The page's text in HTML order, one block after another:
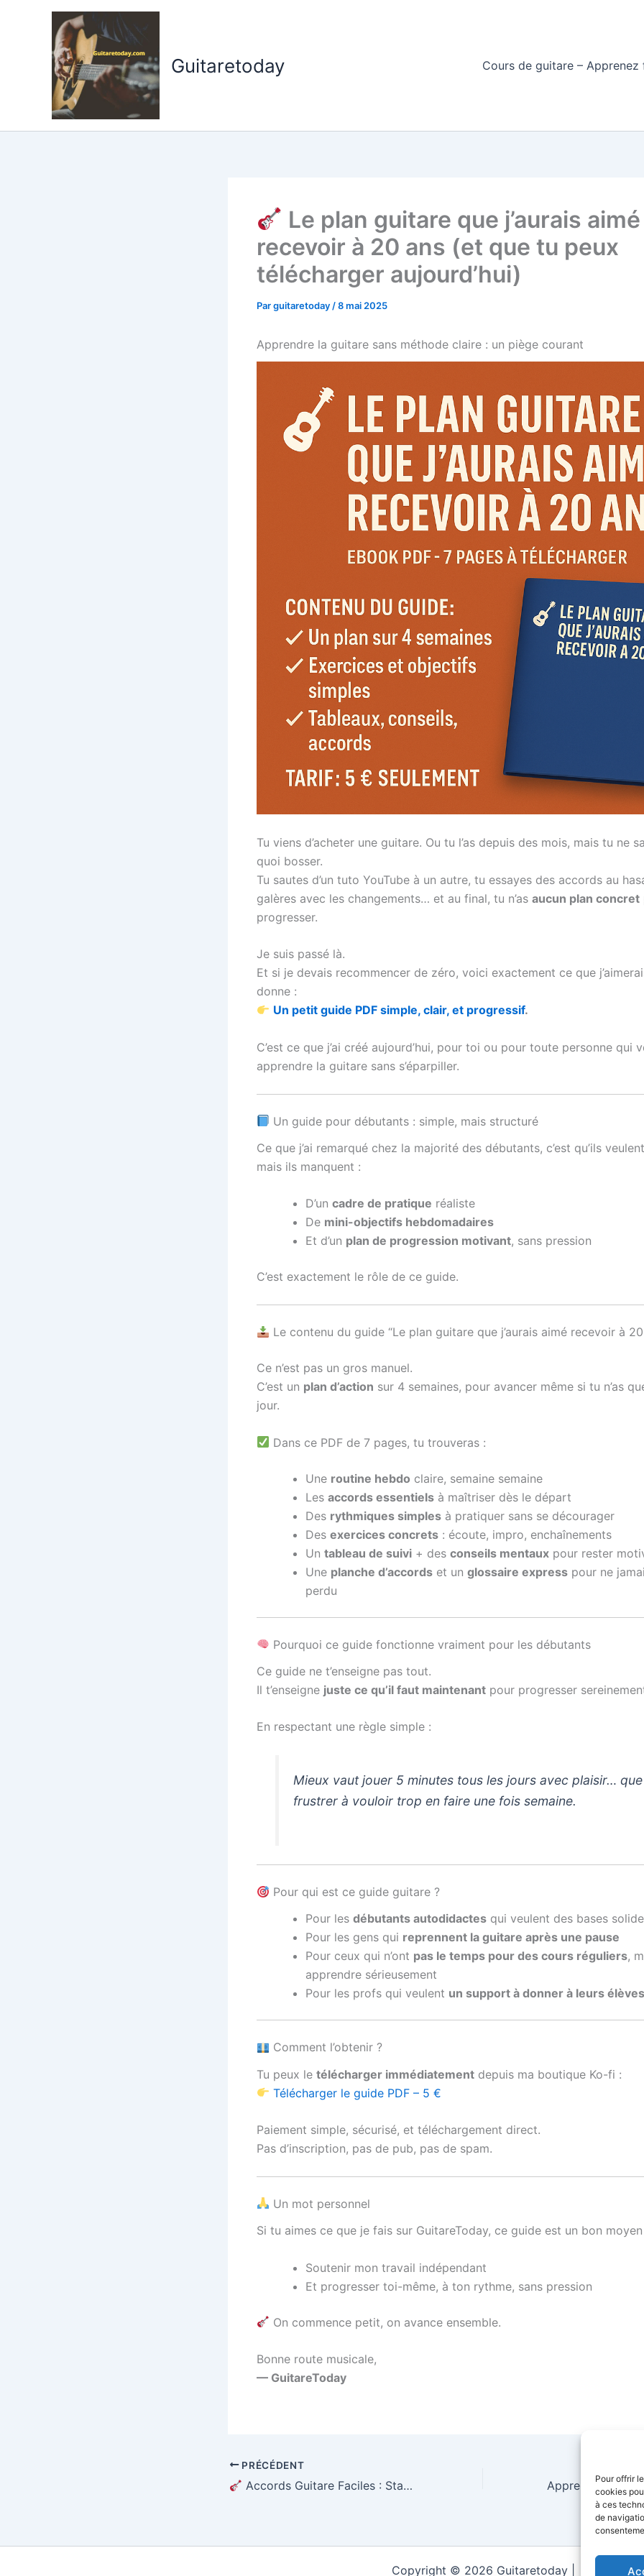
Pour offrir
cookies
à ces
de
Guitaretoday Cours de guitare –
Le plan guitare que j’aurais aimé
recevoir à 20 ans (et que tu peux
télécharger aujourd’hui)
Parguitaretoday /8 mai 2025
Apprendre la guitare sans méthode claire : un piège courant
Tu viens d’acheter une guitare. Ou tu l’as depuis des mois, mais tu ne
quoi bosser.
Tu sautes d’un tuto YouTube à un autre, tu essayes des accords au
galères avec les changements… et au final, tu n’as aucun plan concret
progresser.
Je suis passé là.
Et si je devais recommencer de zéro, voici exactement ce que
donne :
Un petit guide PDF simple, clair, et progressif.
C’est ce que j’ai créé aujourd’hui, pour toi ou pour toute personne qui
apprendre la guitare sans s’éparpiller.
Un guide pour débutants : simple, mais structuré
Ce que j’ai remarqué chez la majorité des débutants, c’est qu’ils
mais ils manquent :
D’un cadre de pratique réaliste
De mini-objectifs hebdomadaires
Et d’un plan de progression motivant, sans pression
C’est exactement le rôle de ce guide.
Le contenu du guide “Le plan guitare que j’aurais aimé recevoir à 20
Ce n’est pas un gros manuel.
C’est un plan d’action sur 4 semaines, pour avancer même si tu n’as
jour.
Dans ce PDF de 7 pages, tu trouveras :
Une routine hebdo claire, semaine semaine
Les accords essentiels à maîtriser dès le départ
Des rythmiques simples à pratiquer sans se décourager
Des exercices concrets : écoute, impro, enchaînements
Un tableau de suivi + des conseils mentaux pour rester
Une planche d’accords et un glossaire express pour ne
perdu
Pourquoi ce guide fonctionne vraiment pour les débutants
Ce guide ne t’enseigne pas tout.
Il t’enseigne juste ce qu’il faut maintenant pour progresser
En respectant une règle simple :
Mieux vaut jouer 5 minutes tous les jours avec plaisir…
frustrer à vouloir trop en faire une fois semaine.
Pour qui est ce guide guitare ?
Pour les débutants autodidactes qui veulent des bases
Pour les gens qui reprennent la guitare après une pause
Pour ceux qui n’ont pas le temps pour des cours réguliers,
apprendre sérieusement
Pour les profs qui veulent un support à donner à leurs
Comment l’obtenir ?
Tu peux le télécharger immédiatement depuis ma boutique Ko-fi :
Télécharger le guide PDF – 5 €
Paiement simple, sécurisé, et téléchargement direct.
Pas d’inscription, pas de pub, pas de spam.
Un mot personnel
Si tu aimes ce que je fais sur GuitareToday, ce guide est un bon
Soutenir mon travail indépendant
Et progresser toi-même, à ton rythme, sans pression
On commence petit, on avance ensemble.
Bonne route musicale,
— GuitareToday
PRÉCÉDENT
Accords Guitare Faciles : Stand By Me (Tracy Chapman) – Relevé PDF à Télécharger
Copyright © 2026 Guitaretoday |